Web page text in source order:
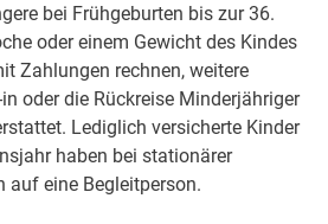
bei Frühgeburten bis zur 36.
oder einem Gewicht des Kindes
Zahlungen rechnen, weitere
oder die Rückreise Minderjähriger
Lediglich versicherte Kinder
haben bei stationärer
auf eine Begleitperson.